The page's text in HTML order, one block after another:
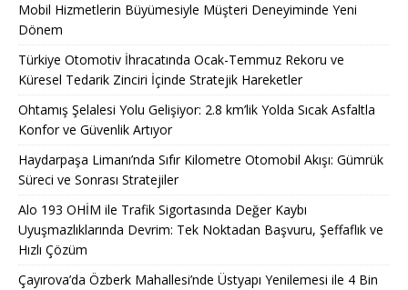
Mobil Hizmetlerin Büyümesiyle Müşteri Deneyiminde Yeni
Dönem
Türkiye Otomotiv İhracatında Ocak-Temmuz Rekoru ve
Küresel Tedarik Zinciri İçinde Stratejik Hareketler
Ohtamış Şelalesi Yolu Gelişiyor: 2.8 km’lik Yolda Sıcak Asfaltla
Konfor ve Güvenlik Artıyor
Haydarpaşa Limanı’nda Sıfır Kilometre Otomobil Akışı: Gümrük
Süreci ve Sonrası Stratejiler
Alo 193 OHİM ile Trafik Sigortasında Değer Kaybı
Uyuşmazlıklarında Devrim: Tek Noktadan Başvuru, Şeffaflık ve
Hızlı Çözüm
Çayırova’da Özberk Mahallesi’nde Üstyapı Yenilemesi ile 4 Bin